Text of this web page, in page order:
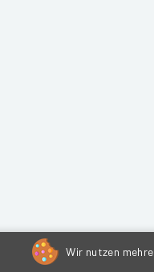
Wir nutzen